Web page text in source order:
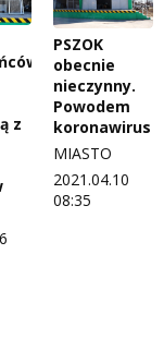
z
PSZOK
obecnie
nieczynny.
Powodem
koronawirus
MIASTO
2021.04.10
08:35